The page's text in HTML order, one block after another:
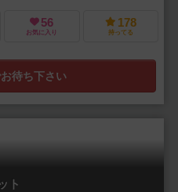
56
お気に入り
178
持ってる
待ち下さい
ト